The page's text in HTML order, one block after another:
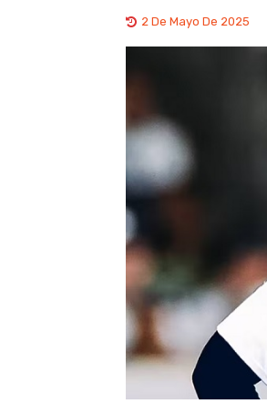
2 De Mayo De 2025